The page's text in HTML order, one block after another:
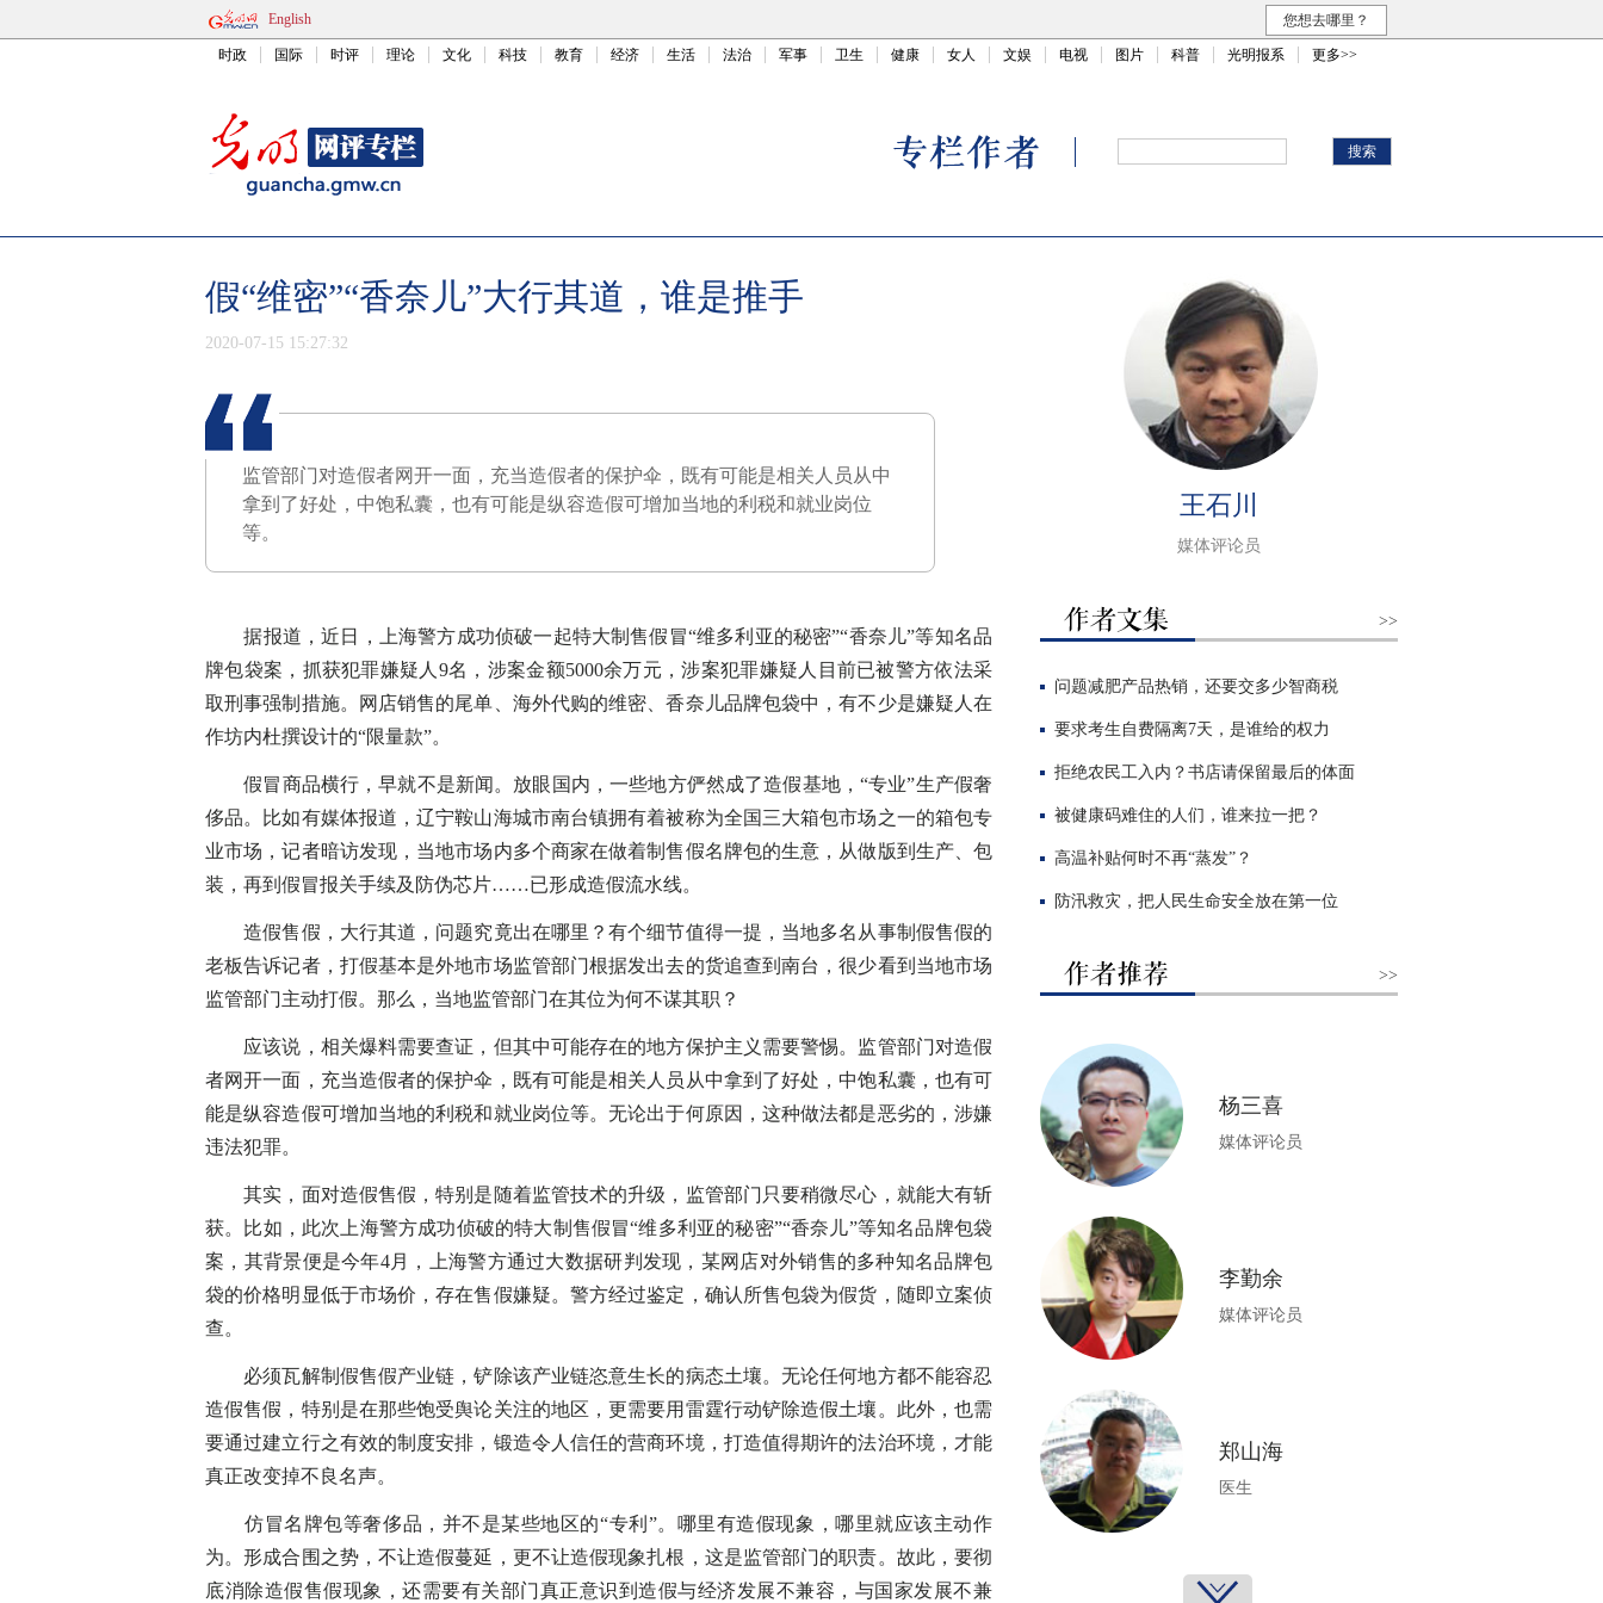
English 您想去哪里？
时政 国际 时评 理论 文化 科技 教育 经济 生活 法治 军事 卫生 健康 女人 文娱 电视 图片 科普 光明报系 更多>>
假“维密”“香奈儿”大行其道，谁是推手
2020-07-15 15:27:32
监管部门对造假者网开一面，充当造假者的保护伞，既有可能是相关人员从中
拿到了好处，中饱私囊，也有可能是纵容造假可增加当地的利税和就业岗位
等。
据报道，近日，上海警方成功侦破一起特大制售假冒“维多利亚的秘密”“香奈儿”等知名品
牌包袋案，抓获犯罪嫌疑人9名，涉案金额5000余万元，涉案犯罪嫌疑人目前已被警方依法采
取刑事强制措施。网店销售的尾单、海外代购的维密、香奈儿品牌包袋中，有不少是嫌疑人在
作坊内杜撰设计的“限量款”。
假冒商品横行，早就不是新闻。放眼国内，一些地方俨然成了造假基地，“专业”生产假奢
侈品。比如有媒体报道，辽宁鞍山海城市南台镇拥有着被称为全国三大箱包市场之一的箱包专
业市场，记者暗访发现，当地市场内多个商家在做着制售假名牌包的生意，从做版到生产、包
装，再到假冒报关手续及防伪芯片……已形成造假流水线。
造假售假，大行其道，问题究竟出在哪里？有个细节值得一提，当地多名从事制假售假的
老板告诉记者，打假基本是外地市场监管部门根据发出去的货追查到南台，很少看到当地市场
监管部门主动打假。那么，当地监管部门在其位为何不谋其职？
应该说，相关爆料需要查证，但其中可能存在的地方保护主义需要警惕。监管部门对造假
者网开一面，充当造假者的保护伞，既有可能是相关人员从中拿到了好处，中饱私囊，也有可
能是纵容造假可增加当地的利税和就业岗位等。无论出于何原因，这种做法都是恶劣的，涉嫌
违法犯罪。
其实，面对造假售假，特别是随着监管技术的升级，监管部门只要稍微尽心，就能大有斩
获。比如，此次上海警方成功侦破的特大制售假冒“维多利亚的秘密”“香奈儿”等知名品牌包袋
案，其背景便是今年4月，上海警方通过大数据研判发现，某网店对外销售的多种知名品牌包
袋的价格明显低于市场价，存在售假嫌疑。警方经过鉴定，确认所售包袋为假货，随即立案侦
查。
必须瓦解制假售假产业链，铲除该产业链恣意生长的病态土壤。无论任何地方都不能容忍
造假售假，特别是在那些饱受舆论关注的地区，更需要用雷霆行动铲除造假土壤。此外，也需
要通过建立行之有效的制度安排，锻造令人信任的营商环境，打造值得期许的法治环境，才能
真正改变掉不良名声。
仿冒名牌包等奢侈品，并不是某些地区的“专利”。哪里有造假现象，哪里就应该主动作
为。形成合围之势，不让造假蔓延，更不让造假现象扎根，这是监管部门的职责。故此，要彻
底消除造假售假现象，还需要有关部门真正意识到造假与经济发展不兼容，与国家发展不兼
王石川
媒体评论员
>>
问题减肥产品热销，还要交多少智商税
要求考生自费隔离7天，是谁给的权力
拒绝农民工入内？书店请保留最后的体面
被健康码难住的人们，谁来拉一把？
高温补贴何时不再“蒸发”？
防汛救灾，把人民生命安全放在第一位
>>
杨三喜
媒体评论员
李勤余
媒体评论员
郑山海
医生